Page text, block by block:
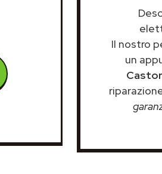
Il nostro
un